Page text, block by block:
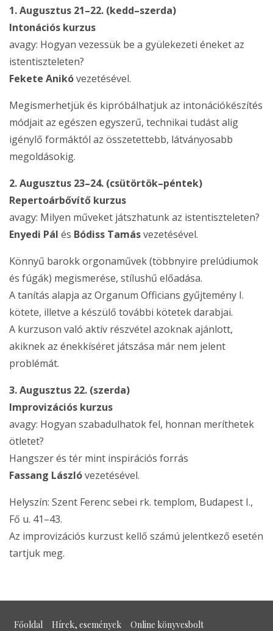
1. Augusztus 21–22. (kedd–szerda)
Intonációs kurzus
avagy: Hogyan vezessük be a gyülekezeti éneket az
istentiszteleten?
Fekete Anikóvezetésével.
Megismerhetjük és kipróbálhatjuk az intonációkészítés
módjait az egészen egyszerű, technikai tudást alig
igénylő formáktól az összetettebb, látványosabb
megoldásokig.
2. Augusztus 23–24. (csütörtök–péntek)
Repertoárbővítő kurzus
avagy: Milyen műveket játszhatunk az istentiszteleten?
Enyedi Pál és Bódiss Tamásvezetésével.
Könnyű barokk orgonaművek (többnyire prelúdiumok
és fúgák) megismerése, stílushű előadása.
A tanítás alapja az Organum Officians gyűjtemény I.
kötete, illetve a készülő további kötetek darabjai.
A kurzuson való aktív részvétel azoknak ajánlott,
akiknek az énekkíséret játszása már nem jelent
problémát.
3. Augusztus 22. (szerda)
Improvizációs kurzus
avagy: Hogyan szabadulhatok fel, honnan meríthetek
ötletet?
Hangszer és tér mint inspirációs forrás
Fassang Lászlóvezetésével.
Helyszín: Szent Ferenc sebei rk. templom, Budapest I.,
Fő u. 41–43.
Az improvizációs kurzust kellő számú jelentkező esetén
tartjuk meg.
Főoldal Hírek, események Online könyvesbolt